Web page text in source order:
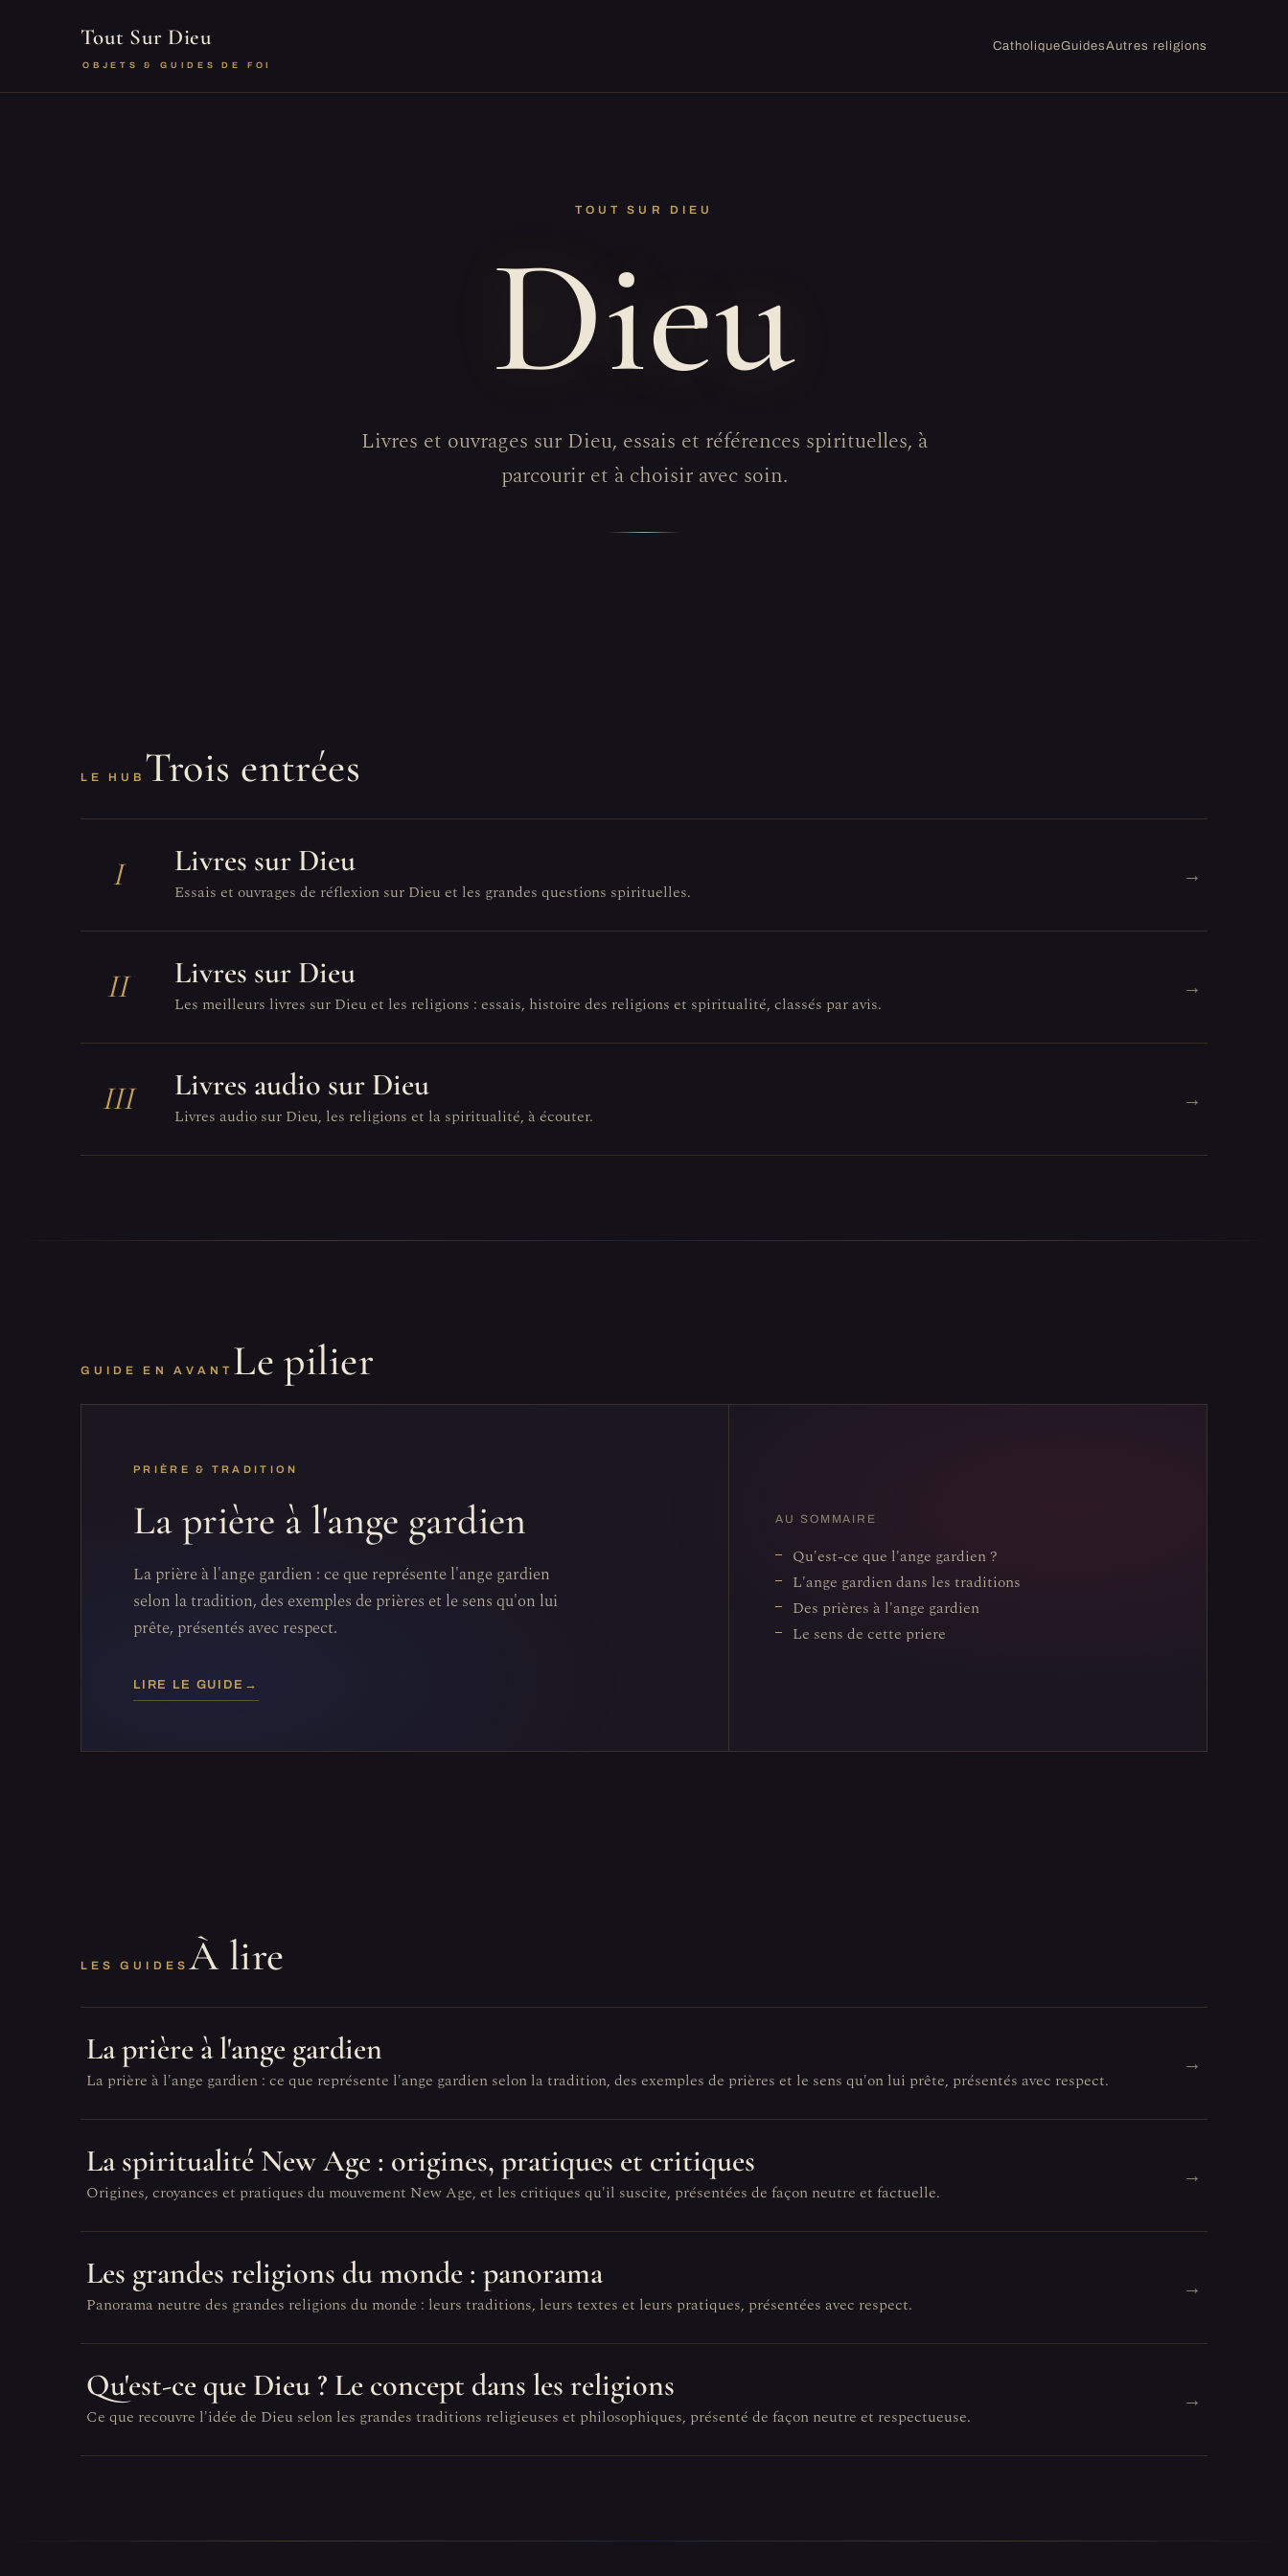
Tout Sur Dieu
OBJETS & GUIDES DE FOI
CatholiqueGuidesAutres religions
TOUT SUR DIEU
Dieu
Livres et ouvrages sur Dieu, essais et références spirituelles, à
parcourir et à choisir avec soin.
LE HUB Trois entrées
I Livres sur Dieu
Essais et ouvrages de réflexion sur Dieu et les grandes questions spirituelles.
→
II Livres sur Dieu
Les meilleurs livres sur Dieu et les religions : essais, histoire des religions et spiritualité, classés par avis.
→
III Livres audio sur Dieu
Livres audio sur Dieu, les religions et la spiritualité, à écouter.
→
GUIDE EN AVANT Le pilier
PRIÈRE & TRADITION
La prière à l'ange gardien
La prière à l'ange gardien : ce que représente l'ange gardien
selon la tradition, des exemples de prières et le sens qu'on lui
prête, présentés avec respect.
LIRE LE GUIDE →
AU SOMMAIRE
Qu'est-ce que l'ange gardien ?
L'ange gardien dans les traditions
Des prières à l'ange gardien
Le sens de cette priere
LES GUIDES À lire
La prière à l'ange gardien
La prière à l'ange gardien : ce que représente l'ange gardien selon la tradition, des exemples de prières et le sens qu'on lui prête, présentés avec respect.
→
La spiritualité New Age : origines, pratiques et critiques
Origines, croyances et pratiques du mouvement New Age, et les critiques qu'il suscite, présentées de façon neutre et factuelle.
→
Les grandes religions du monde : panorama
Panorama neutre des grandes religions du monde : leurs traditions, leurs textes et leurs pratiques, présentées avec respect.
→
Qu'est-ce que Dieu ? Le concept dans les religions
Ce que recouvre l'idée de Dieu selon les grandes traditions religieuses et philosophiques, présenté de façon neutre et respectueuse.
→